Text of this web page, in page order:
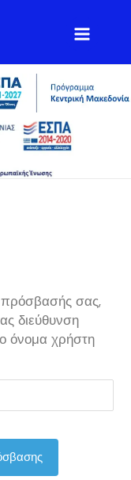
πρόσβασής σας,
διεύθυνση
όνομα χρήστη